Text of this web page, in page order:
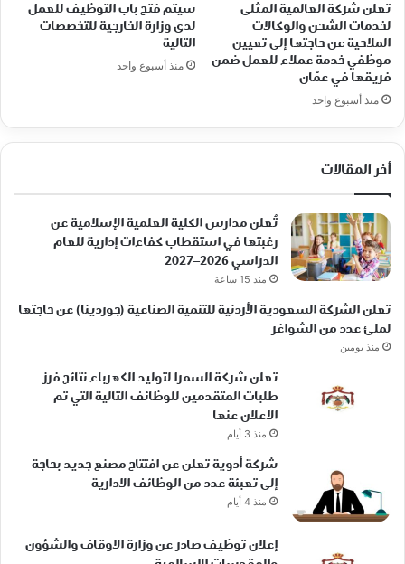
تعلن شركة العالمية المثلى
لخدمات الشحن والوكالات
الملاحية عن حاجتها إلى تعيين
موظفي خدمة عملاء للعمل ضمن
فريقها في عمّان
منذ أسبوع واحد
سيتم فتح باب التوظيف للعمل
لدى وزارة الخارجية للتخصصات
التالية
منذ أسبوع واحد
أخر المقالات
تُعلن مدارس الكلية العلمية الإسلامية عن
رغبتها في استقطاب كفاءات إدارية للعام
الدراسي 2026–2027
منذ 15 ساعة
تعلن الشركة السعودية الأردنية للتنمية الصناعية (جوردينا) عن حاجتها
لملئ عدد من الشواغر
منذ يومين
تعلن شركة السمرا لتوليد الكهرباء نتائج فرز
طلبات المتقدمين للوظائف التالية التي تم
الاعلان عنها
منذ 3 أيام
شركة أدوية تعلن عن افتتاح مصنع جديد بحاجة
إلى تعبئة عدد من الوظائف الادارية
منذ 4 أيام
إعلان توظيف صادر عن وزارة الاوقاف والشؤون